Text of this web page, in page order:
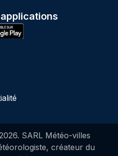
. SARL Météo-villes
créateur du